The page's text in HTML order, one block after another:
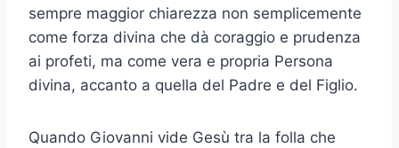
sempre maggior chiarezza non semplicemente
come forza divina che dà coraggio e prudenza
ai profeti, ma come vera e propria Persona
divina, accanto a quella del Padre e del Figlio.
Quando Giovanni vide Gesù tra la folla che